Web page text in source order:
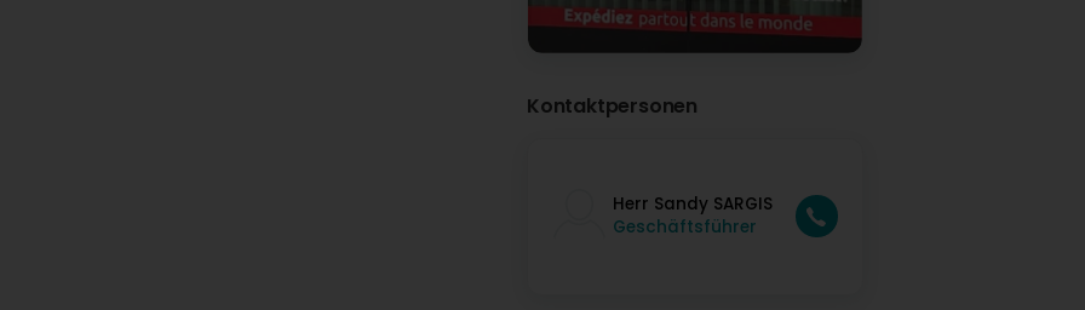
Un grand merci pour votre message si élogieux ! 😊
satisfaits! Votre recommandation nous touche
plaisir de vous accompagner à nouveau
Cesare Campisi
vor 4 Monat(en)
excellent service from start to finish at a competitive price!
Kontaktpersonen
Herr Sandy SARGIS
Geschäftsführer